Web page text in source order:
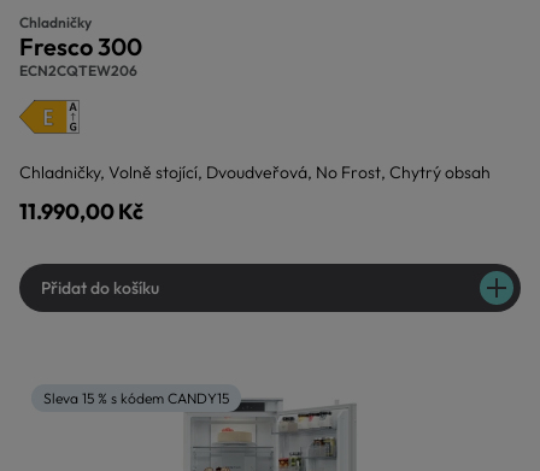
Chladničky
Fresco 300
ECN2CQTEW206
Chladničky, Volně stojící, Dvoudveřová, No Frost, Chytrý obsah
11.990,00 Kč
Přidat do košíku
Sleva 15 % s kódem CANDY15